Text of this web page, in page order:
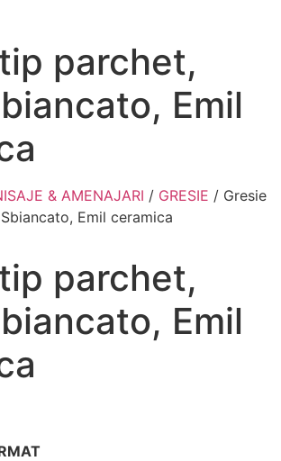
parchet,
Emil
& AMENAJARI / GRESIE / Gresie
Emil ceramica
parchet,
Emil